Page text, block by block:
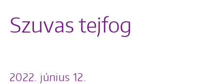
Szuvas tejfog
2022. június 12.